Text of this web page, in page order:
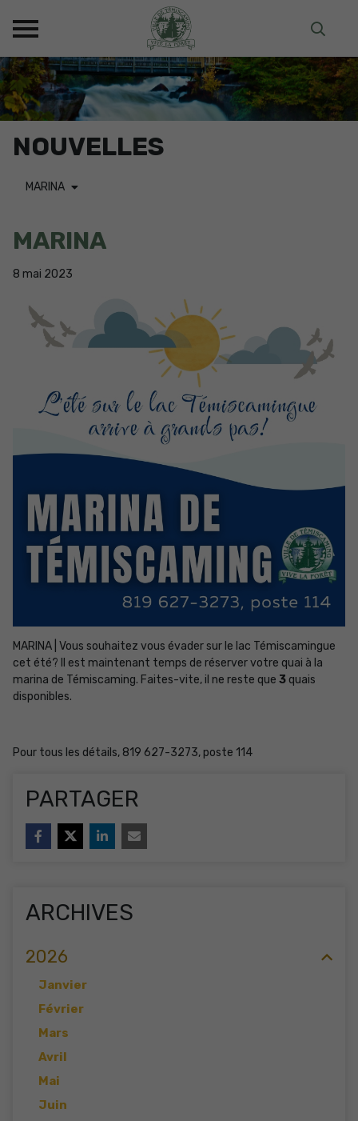
NOUVELLES
MARINA
MARINA
8 mai 2023
MARINA | Vous souhaitez vous évader sur le lac Témiscamingue
cet été? Il est maintenant temps de réserver votre quai à la
marina de Témiscaming. Faites-vite, il ne reste que 3 quais
disponibles.
Pour tous les détails, 819 627-3273, poste 114
PARTAGER
ARCHIVES
2026
Janvier
Février
Mars
Avril
Mai
Juin